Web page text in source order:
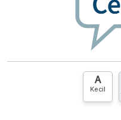
A
Kecil